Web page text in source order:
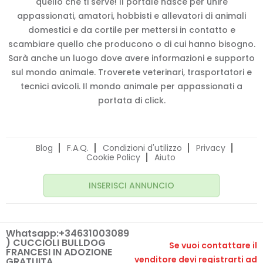
Whatsapp:+34631003089
) CUCCIOLI BULLDOG
FRANCESI IN ADOZIONE
Se vuoi contattare il
venditore devi registrarti ad
appassionati, amatori, hobbisti e allevatori di animali
domestici e da cortile per mettersi in contatto e
scambiare quello che producono o di cui hanno bisogno.
Sarà anche un luogo dove avere informazioni e supporto
sul mondo animale. Troverete veterinari, trasportatori e
tecnici avicoli. Il mondo animale per appassionati a
portata di click.
Blog F.A.Q. Condizioni d'utilizzo
Privacy
Cookie Policy
Aiuto
INSERISCI ANNUNCIO